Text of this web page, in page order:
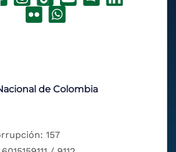
de Colombia
157